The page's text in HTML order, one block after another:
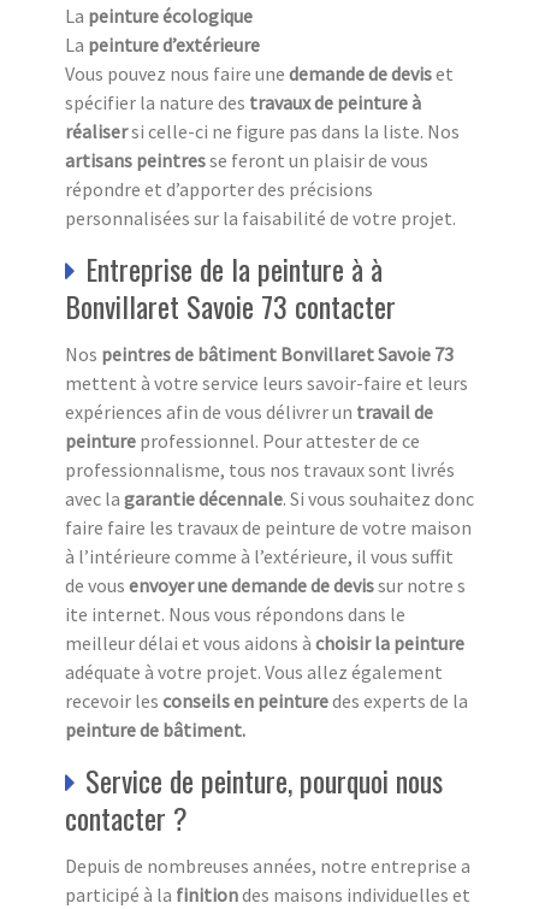
La peinture écologique
La peinture d’extérieure
Vous pouvez nous faire une demande de deviset
spécifier la nature des travaux de peinture à
réalisersi celle-ci ne figure pas dans la liste. Nos
artisans peintresse feront un plaisir de vous
répondre et d’apporter des précisions
personnalisées sur la faisabilité de votre projet.
Entreprise de la peinture à à
Bonvillaret Savoie 73 contacter
Nos peintres de bâtiment Bonvillaret Savoie 73
mettent à votre service leurs savoir-faire et leurs
expériences afin de vous délivrer un travail de
peinture professionnel. Pour attester de ce
professionnalisme, tous nos travaux sont livrés
avec la garantie décennale. Si vous souhaitez donc
faire faire les travaux de peinture de votre maison
à l’intérieure comme à l’extérieure, il vous suffit
de vous envoyer une demande de devissur notre s
ite internet. Nous vous répondons dans le
meilleur délai et vous aidons à choisir la peinture
adéquate à votre projet. Vous allez également
recevoir les conseils en peinturedes experts de la
peinture de bâtiment.
Service de peinture, pourquoi nous
contacter ?
Depuis de nombreuses années, notre entreprise a
participé à la finitiondes maisons individuelles et